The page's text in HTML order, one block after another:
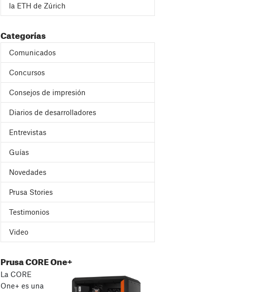
la ETH de Zúrich
Categorías
Comunicados
Concursos
Consejos de impresión
Diarios de desarrolladores
Entrevistas
Guías
Novedades
Prusa Stories
Testimonios
Video
Prusa CORE One+
La CORE
One+ es una